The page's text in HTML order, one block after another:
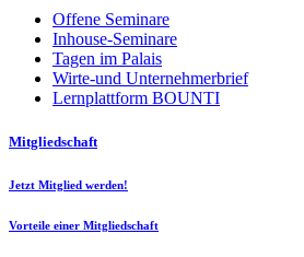
Offene Seminare
Inhouse-Seminare
Tagen im Palais
Wirte-und Unternehmerbrief
Lernplattform BOUNTI
Mitgliedschaft
Jetzt Mitglied werden!
Vorteile einer Mitgliedschaft